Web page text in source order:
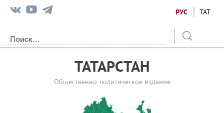
РУС ТАТ
ТАТАРСТАН
Общественно-политическое издание